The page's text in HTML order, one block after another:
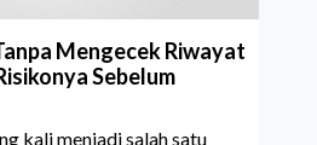
Mengecek Riwayat
Sebelum
kali menjadi salah satu